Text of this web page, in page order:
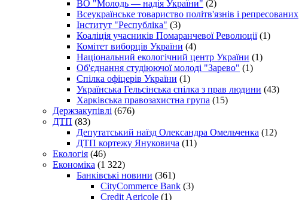
ВО "Молодь — надія України" (2)
Всеукраїнське товариство політв'язнів і репресованих
Інститут "Республіка" (3)
Коаліція учасників Помаранчевої Революції(1)
Комітет виборців України (4)
Національний екологічний центр України (1)
Об'єднання студіюючої молоді "Зарево" (1)
Спілка офіцерів України (1)
Українська Гельсінська спілка з прав людини (43)
Харківська правозахистна група (15)
Держзакупівлі (676)
ДТП (83)
Депутатський наїзд Олександра Омельченка (12)
ДТП кортежу Януковича (11)
Екологія (46)
Економіка (1 322)
Банківські новини (361)
CityCommerce Bank (3)
Credit Agricole (1)